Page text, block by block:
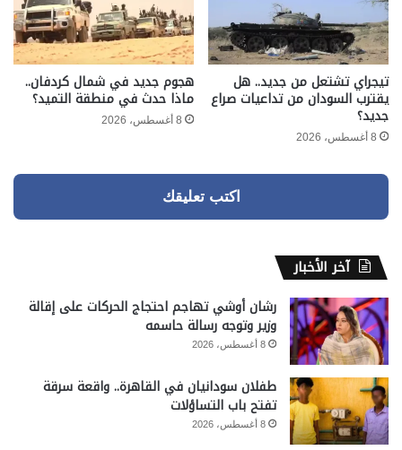
تيجراي تشتعل من جديد.. هل
يقترب السودان من تداعيات صراع
جديد؟
8 أغسطس، 2026
هجوم جديد في شمال كردفان..
ماذا حدث في منطقة التميد؟
8 أغسطس، 2026
اكتب تعليقك
آخر الأخبار
رشان أوشي تهاجم احتجاج الحركات على إقالة
وزير وتوجه رسالة حاسمه
8 أغسطس، 2026
طفلان سودانيان في القاهرة.. واقعة سرقة
تفتح باب التساؤلات
8 أغسطس، 2026